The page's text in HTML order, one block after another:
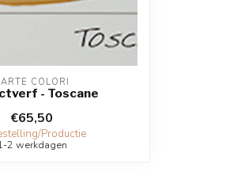
COLORI
- Toscane
€65,50
Productie
2 werkdagen